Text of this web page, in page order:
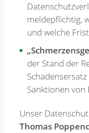
meldepflichtig,
und welche
der Stand der
Sanktionen von
Unser
Thomas